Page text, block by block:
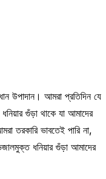
উপাদান। আমরা প্রতিদিন যে
গুঁড়া থাকে যা আমাদের
তরকারি ভাবতেই পারি না,
ধনিয়ার গুঁড়া আমাদের